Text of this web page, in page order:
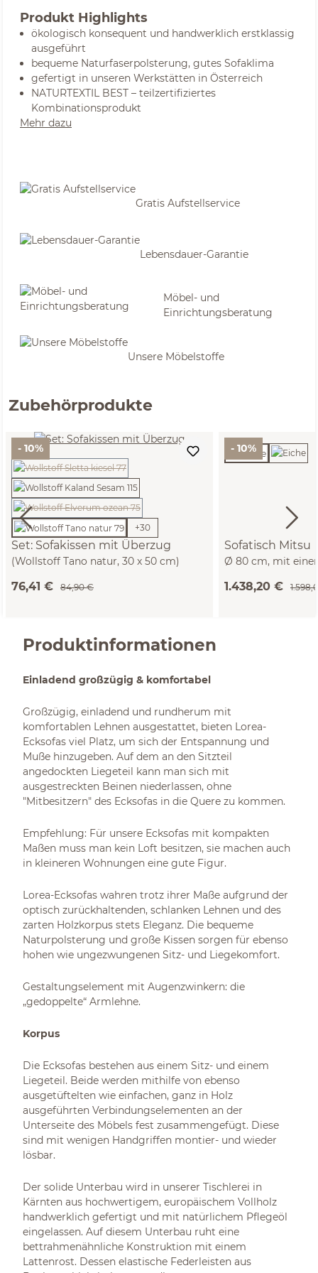
Produkt Highlights
ökologisch konsequent und handwerklich erstklassig
ausgeführt
bequeme Naturfaserpolsterung, gutes Sofaklima
gefertigt in unseren Werkstätten in Österreich
NATURTEXTIL BEST – teilzertifiziertes
Kombinationsprodukt
Mehr dazu
Gratis Aufstellservice
Lebensdauer-Garantie
Möbel- und
Einrichtungsberatung
Unsere Möbelstoffe
Zubehörprodukte
- 10%
Set: Sofakissen mit Überzug
(Wollstoff Tano natur, 30 x 50 cm)
+30
76,41 € 84,90 €
- 10%
Sofatisch Mitsu
Ø 80 cm, mit
1.438,20 €
Produktinformationen
Einladend großzügig & komfortabel
Großzügig, einladend und rundherum mit
komfortablen Lehnen ausgestattet, bieten Lorea-
Ecksofas viel Platz, um sich der Entspannung und
Muße hinzugeben. Auf dem an den Sitzteil
angedockten Liegeteil kann man sich mit
ausgestreckten Beinen niederlassen, ohne
"Mitbesitzern" des Ecksofas in die Quere zu kommen.
Empfehlung: Für unsere Ecksofas mit kompakten
Maßen muss man kein Loft besitzen, sie machen auch
in kleineren Wohnungen eine gute Figur.
Lorea-Ecksofas wahren trotz ihrer Maße aufgrund der
optisch zurückhaltenden, schlanken Lehnen und des
zarten Holzkorpus stets Eleganz. Die bequeme
Naturpolsterung und große Kissen sorgen für ebenso
hohen wie ungezwungenen Sitz- und Liegekomfort.
Gestaltungselement mit Augenzwinkern: die
„gedoppelte“ Armlehne.
Korpus
Die Ecksofas bestehen aus einem Sitz- und einem
Liegeteil. Beide werden mithilfe von ebenso
ausgetüftelten wie einfachen, ganz in Holz
ausgeführten Verbindungselementen an der
Unterseite des Möbels fest zusammengefügt. Diese
sind mit wenigen Handgriffen montier- und wieder
lösbar.
Der solide Unterbau wird in unserer Tischlerei in
Kärnten aus hochwertigem, europäischem Vollholz
handwerklich gefertigt und mit natürlichem Pflegeöl
eingelassen. Auf diesem Unterbau ruht eine
bettrahmenähnliche Konstruktion mit einem
Lattenrost. Dessen elastische Federleisten aus